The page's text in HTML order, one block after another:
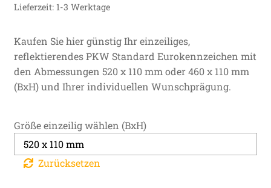
Lieferzeit: 1-3 Werktage
Kaufen Sie hier günstig Ihr einzeiliges,
reflektierendes PKW Standard Eurokennzeichen mit
den Abmessungen 520 x 110 mm oder 460 x 110 mm
(BxH) und Ihrer individuellen Wunschprägung.
Größe einzeilig wählen (BxH)
Zurücksetzen